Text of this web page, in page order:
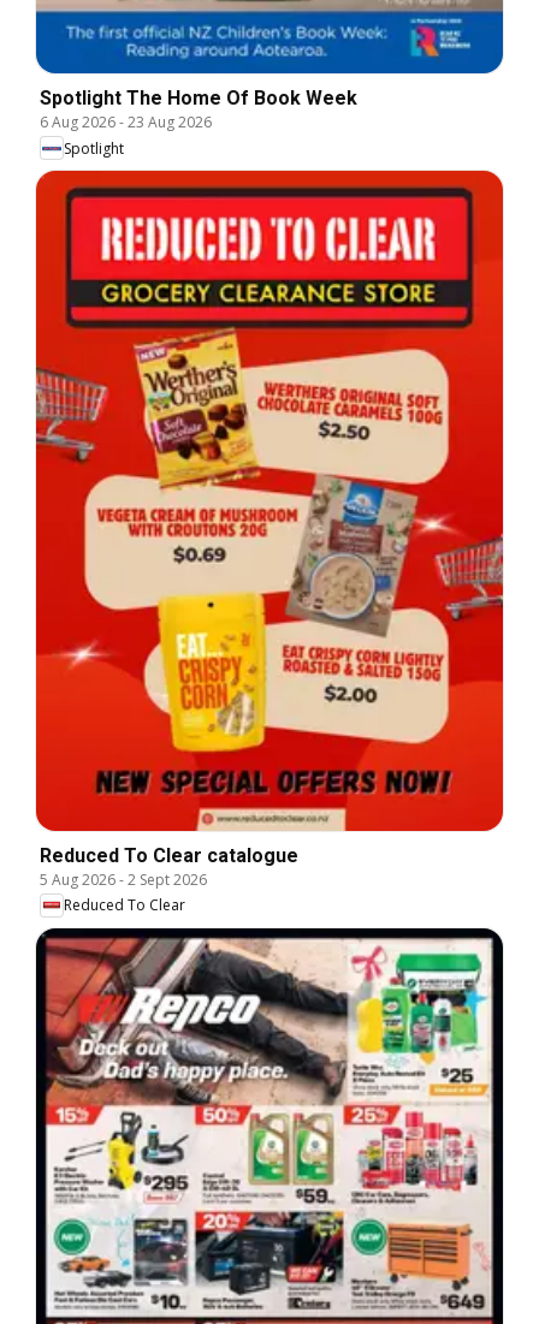
Spotlight The Home Of Book Week
6 Aug 2026-23 Aug 2026
Spotlight
Reduced To Clear catalogue
5 Aug 2026-2 Sept 2026
Reduced To Clear